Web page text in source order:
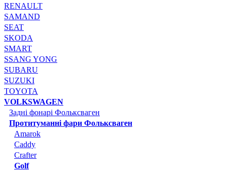
RENAULT
SAMAND
SEAT
SKODA
SMART
SSANG YONG
SUBARU
SUZUKI
TOYOTA
VOLKSWAGEN
Задні фонарі Фольксваген
Протитуманні фари Фольксваген
Amarok
Caddy
Crafter
Golf